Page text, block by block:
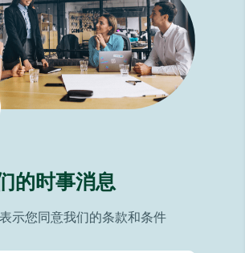
的时事消息
示您同意我们的条款和条件